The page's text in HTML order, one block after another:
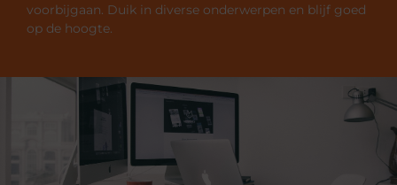
voorbijgaan. Duik in diverse onderwerpen en blijf goed
op de hoogte.